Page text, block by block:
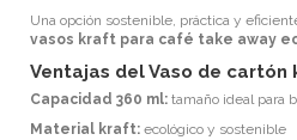
Una opción sostenible, práctica y
vasos kraft para café take away
Ventajas del Vaso de cartón
Capacidad 360 ml: tamaño ideal para
Material kraft: ecológico y sostenible